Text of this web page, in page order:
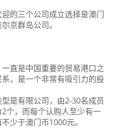
的三个公司成立选择是澳门
京群岛公司。
直是中国重要的贸易港口之
，是一个非常有吸引力的投
是有限公司，由2-30名成员
个，而每个认购人至少有一
少于澳门币1000元。